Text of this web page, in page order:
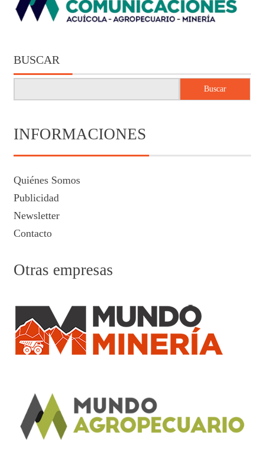
BUSCAR
Buscar
INFORMACIONES
Quiénes Somos
Publicidad
Newsletter
Contacto
Otras empresas